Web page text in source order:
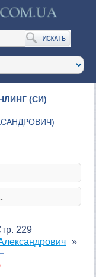
(СИ)
)
229